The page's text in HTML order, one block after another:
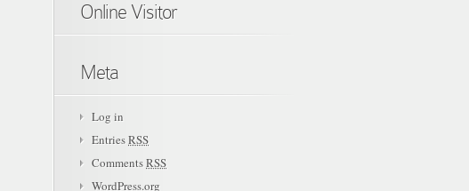
Online Visitor
Meta
Log in
EntriesRSS
CommentsRSS
WordPress.org